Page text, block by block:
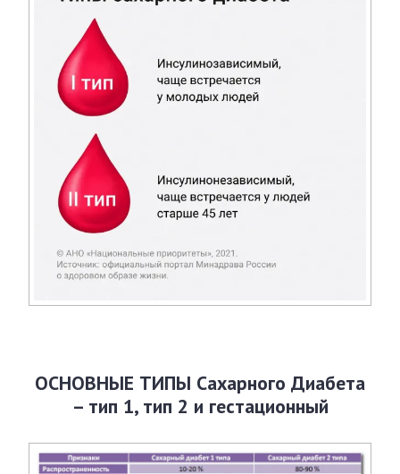
ОСНОВНЫЕ ТИПЫ Сахарного Диабета
– тип 1, тип 2 и гестационный